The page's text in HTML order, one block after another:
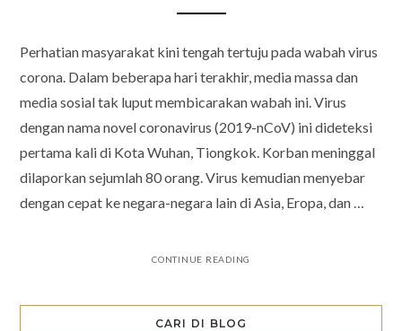
Perhatian masyarakat kini tengah tertuju pada wabah virus
corona. Dalam beberapa hari terakhir, media massa dan
media sosial tak luput membicarakan wabah ini. Virus
dengan nama novel coronavirus (2019-nCoV) ini dideteksi
pertama kali di Kota Wuhan, Tiongkok. Korban meninggal
dilaporkan sejumlah 80 orang. Virus kemudian menyebar
dengan cepat ke negara-negara lain di Asia, Eropa, dan …
CONTINUE READING
CARI DI BLOG